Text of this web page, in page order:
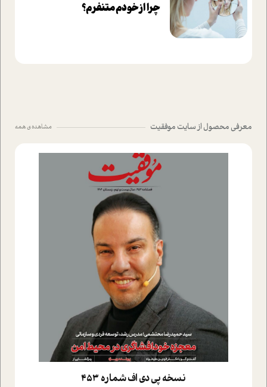
چرا از خودم متنفرم؟
معرفی محصول از سایت موفقیت مشاهده ی همه
نسخه پي دي اف شماره 453